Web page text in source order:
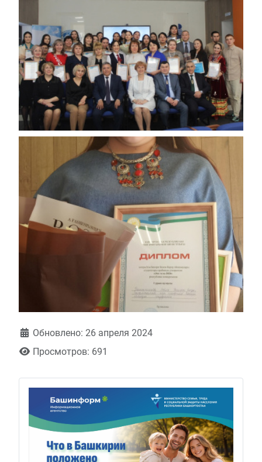
Обновлено: 26 апреля 2024
Просмотров: 691